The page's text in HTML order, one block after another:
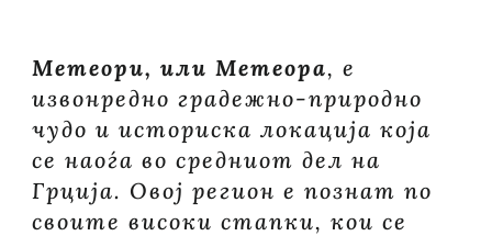
Метеори, или Метеора, е
извонредно градежно-природно
чудо и историска локација која
се наоѓа во средниот дел на
Грција. Овој регион е познат по
своите високи стапки, кои се